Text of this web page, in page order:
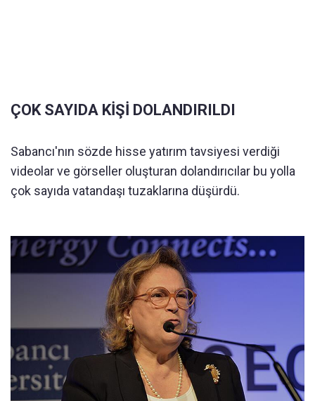
ÇOK SAYIDA KİŞİ DOLANDIRILDI
Sabancı'nın sözde hisse yatırım tavsiyesi verdiği
videolar ve görseller oluşturan dolandırıcılar bu yolla
çok sayıda vatandaşı tuzaklarına düşürdü.